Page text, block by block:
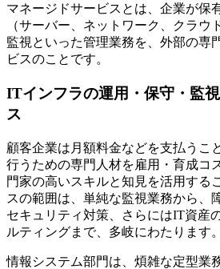
マネージドサービスとは、企業が保
（サーバー、ネットワーク、クラウ
監視といった管理業務を、外部の専
ビスのことです。
ITインフラの運用・保守・監
ス
顧客企業は月額料金などを支払うこ
行うための専門人材を雇用・育成コ
門家の高いスキルと知見を活用する
スの範囲は、単純な監視業務から、
セキュリティ対策、さらにはIT資産
ルティングまで、多岐にわたります。
情報システム部門は、煩雑な定型業